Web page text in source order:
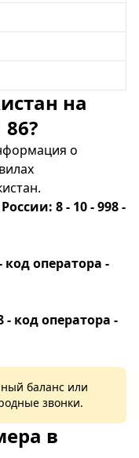
на
о
8 - 10 - 998 -
оператора -
код оператора -
баланс или
звонки.
в